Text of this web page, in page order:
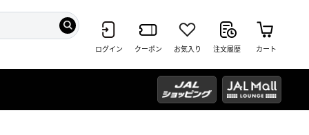
ログイン クーポン お気入り 注文履歴 カート